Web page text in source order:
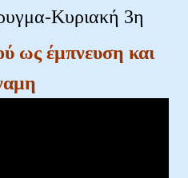
Κυριακή 3η
ως έμπνευση και